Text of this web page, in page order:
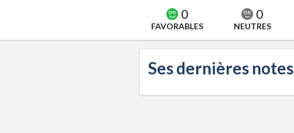
0
FAVORABLES
0
NEUTRES
Ses dernières notes